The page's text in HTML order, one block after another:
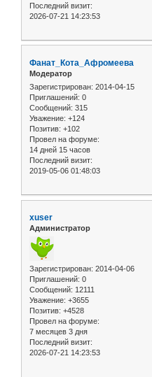
Последний визит:
2026-07-21 14:23:53
Фанат_Кота_Афромеева
Модератор
Зарегистрирован: 2014-04-15
Приглашений: 0
Сообщений: 315
Уважение: +124
Позитив: +102
Провел на форуме:
14 дней 15 часов
Последний визит:
2019-05-06 01:48:03
xuser
Администратор
Зарегистрирован: 2014-04-06
Приглашений: 0
Сообщений: 12111
Уважение: +3655
Позитив: +4528
Провел на форуме:
7 месяцев 3 дня
Последний визит:
2026-07-21 14:23:53